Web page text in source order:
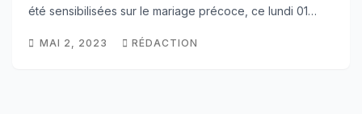
été sensibilisées sur le mariage précoce, ce lundi 01…
MAI 2, 2023 RÉDACTION